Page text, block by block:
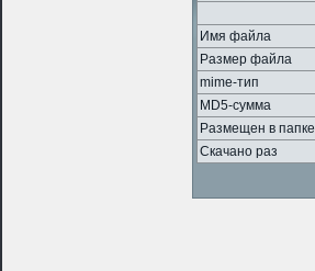
Имя файла
Размер файла
mime-тип
MD5-сумма
Размещен в папке
Скачано раз